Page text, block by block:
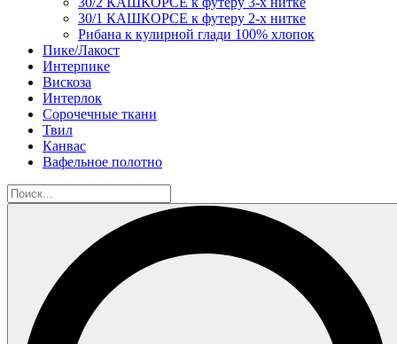
30/1 КАШКОРСЕ к футеру 2-х нитке
Рибана к кулирной глади 100% хлопок
Пике/Лакост
Интерпике
Вискоза
Интерлок
Сорочечные ткани
Твил
Канвас
Вафельное полотно